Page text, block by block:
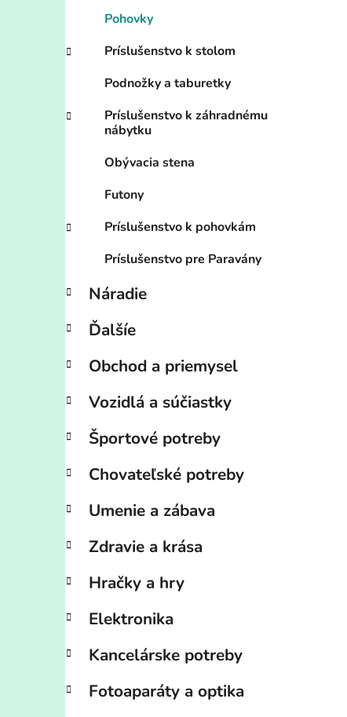
Pohovky
Príslušenstvo k stolom
Podnožky a taburetky
Príslušenstvo k záhradnému
nábytku
Obývacia stena
Futony
Príslušenstvo k pohovkám
Príslušenstvo pre Paravány
Náradie
Ďalšíe
Obchod a priemysel
Vozidlá a súčiastky
Športové potreby
Chovateľské potreby
Umenie a zábava
Zdravie a krása
Hračky a hry
Elektronika
Kancelárske potreby
Fotoaparáty a optika